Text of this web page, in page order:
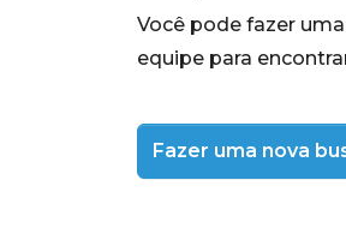
Você pode fazer
equipe para
Fazer uma nova